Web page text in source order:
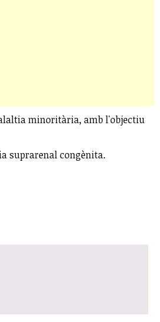
minoritària, amb l'objectiu
suprarenal congènita.